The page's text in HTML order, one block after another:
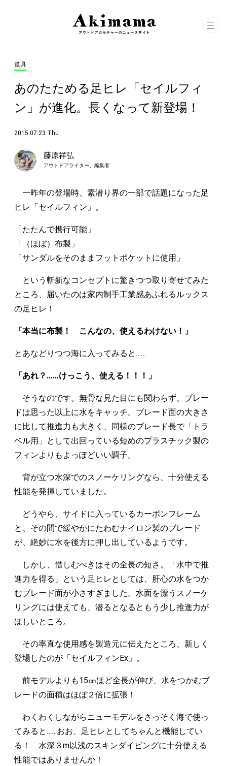
道具
あのたためる足ヒレ「セイルフィ
ン」が進化。長くなって新登場！
2015.07.23 Thu
藤原祥弘
アウトドアライター、編集者
一昨年の登場時、素潜り界の一部で話題になった足
ヒレ「セイルフィン」。
「たたんで携行可能」
「（ほぼ）布製」
「サンダルをそのままフットポケットに使用」
という斬新なコンセプトに驚きつつ取り寄せてみた
ところ、届いたのは家内制手工業感あふれるルックス
の足ヒレ！
「本当に布製！ こんなの、使えるわけない！」
とあなどりつつ海に入ってみると……
「あれ？……けっこう、使える！！！」
そうなのです。無骨な見た目にも関わらず、ブレー
ドは思った以上に水をキャッチ。ブレード面の大きさ
に比して推進力も大きく、同様のブレード長で「トラ
ベル用」として出回っている短めのプラスチック製の
フィンよりもよっぽどいい調子。
背が立つ水深でのスノーケリングなら、十分使える
性能を発揮していました。
どうやら、サイドに入っているカーボンフレーム
と、その間で緩やかにたわむナイロン製のブレード
が、絶妙に水を後方に押し出しているようです。
しかし、惜しむべきはその全長の短さ。「水中で推
進力を得る」という足ヒレとしては、肝心の水をつか
むブレード面が小さすぎました。水面を漂うスノーケ
リングには使えても、潜るとなるともう少し推進力が
ほしいところ。
その率直な使用感を製造元に伝えたところ、新しく
登場したのが「セイルフィンEx」。
前モデルよりも15㎝ほど全長が伸び、水をつかむブ
レードの面積はほぼ２倍に拡張！
わくわくしながらニューモデルをさっそく海で使っ
てみると……おお、足ヒレとしてちゃんと機能してい
る！ 水深３m以浅のスキンダイビングに十分使える
性能ではありませんか！